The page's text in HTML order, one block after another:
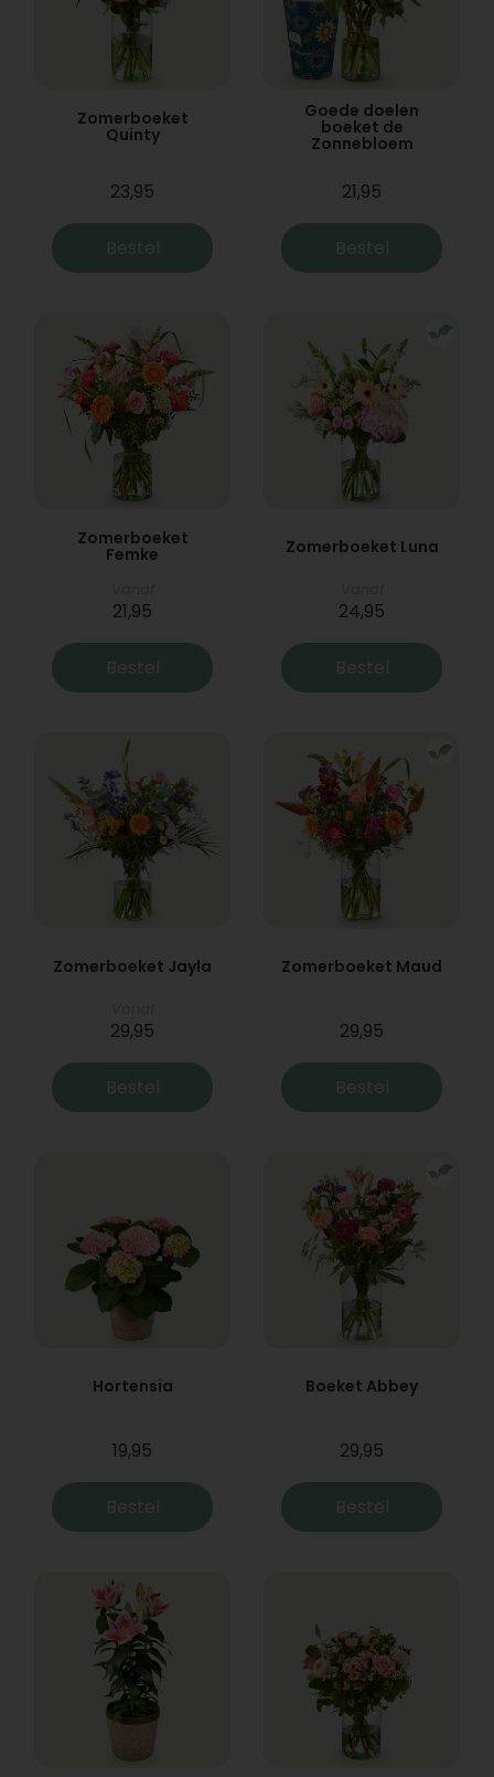
Zomerboeket
Quinty
23,95
Bestel
Goede doelen
boeket de
Zonnebloem
21,95
Bestel
Zomerboeket
Femke
21,95
Bestel
Zomerboeket Luna
24,95
Bestel
Zomerboeket Jayla
29,95
Bestel
Zomerboeket Maud
29,95
Bestel
Hortensia
19,95
Bestel
Boeket Abbey
29,95
Bestel